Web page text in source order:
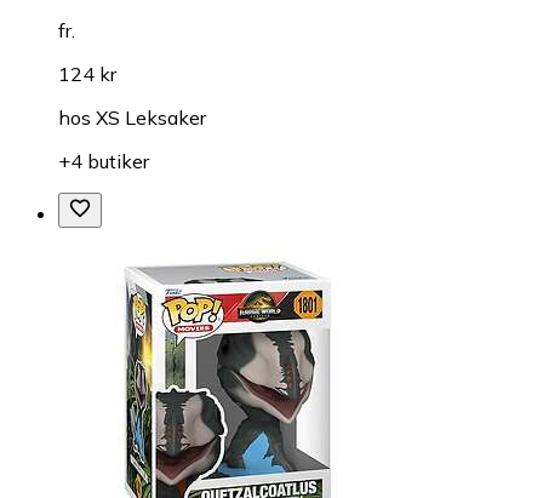
fr.
124 kr
hos XS Leksaker
+4 butiker